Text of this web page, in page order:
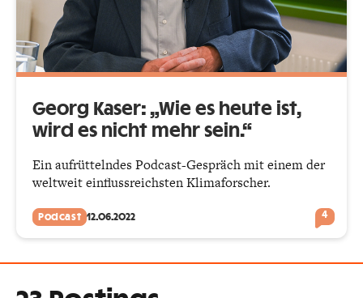
Georg Kaser: „Wie es heute ist,
wird es nicht mehr sein.“
Ein aufrüttelndes Podcast-Gespräch mit einem der
weltweit einflussreichsten Klimaforscher.
Podcast 12.06.2022 4